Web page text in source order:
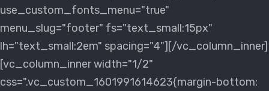
use_custom_fonts_menu="true"
menu_slug="footer" fs="text_small:15px"
lh="text_small:2em" spacing="4"][/vc_column_inner]
[vc_column_inner width="1/2"
css=".vc_custom_1601991614623{margin-bottom: